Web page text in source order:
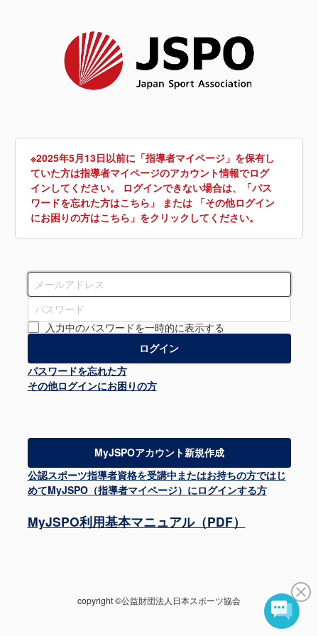
※2025年5月13日以前に「指導者マイページ」を保有し
ていた方は指導者マイページのアカウント情報でログ
インしてください。 ログインできない場合は、「パス
ワードを忘れた方はこちら」 または 「その他ログイン
にお困りの方はこちら」をクリックしてください。
入力中のパスワードを一時的に表示する
パスワードを忘れた方
その他ログインにお困りの方
MyJSPOアカウント新規作成
公認スポーツ指導者資格を受講中またはお持ちの方ではじ
めてMyJSPO（指導者マイページ）にログインする方
MyJSPO利用基本マニュアル（PDF）
copyright ©公益財団法人日本スポーツ協会